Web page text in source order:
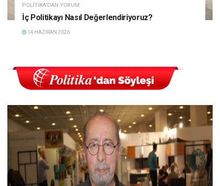
POLITIKA'DAN YORUM
İç Politikayı Nasıl Değerlendiriyoruz?
14 HAZIRAN 2026